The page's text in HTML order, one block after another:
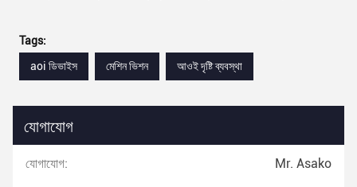
Tags:
aoi ডিভাইস
মেশিন ভিশন আওই দৃষ্টি ব্যবস্থা
যোগাযোগ
যোগাযোগ: Mr. Asako